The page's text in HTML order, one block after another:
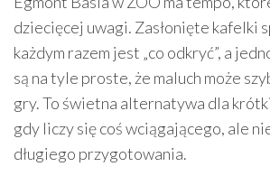
dziecięcej uwagi. Zasłonięte kafelki
każdym razem jest „co odkryć”, a
są na tyle proste, że maluch może
gry. To świetna alternatywa dla
gdy liczy się coś wciągającego, ale
długiego przygotowania.